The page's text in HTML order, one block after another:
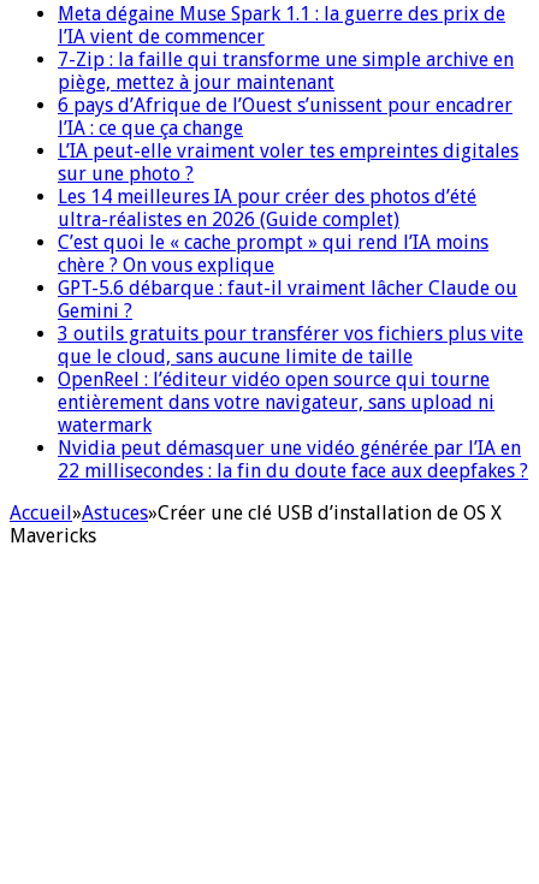
Meta dégaine Muse Spark 1.1 : la guerre des prix de
l’IA vient de commencer
7-Zip : la faille qui transforme une simple archive en
piège, mettez à jour maintenant
6 pays d’Afrique de l’Ouest s’unissent pour encadrer
l’IA : ce que ça change
L’IA peut-elle vraiment voler tes empreintes digitales
sur une photo ?
Les 14 meilleures IA pour créer des photos d’été
ultra-réalistes en 2026 (Guide complet)
C’est quoi le « cache prompt » qui rend l’IA moins
chère ? On vous explique
GPT-5.6 débarque : faut-il vraiment lâcher Claude ou
Gemini ?
3 outils gratuits pour transférer vos fichiers plus vite
que le cloud, sans aucune limite de taille
OpenReel : l’éditeur vidéo open source qui tourne
entièrement dans votre navigateur, sans upload ni
watermark
Nvidia peut démasquer une vidéo générée par l’IA en
22 millisecondes : la fin du doute face aux deepfakes ?
Accueil»Astuces»Créer une clé USB d’installation de OS X
Mavericks